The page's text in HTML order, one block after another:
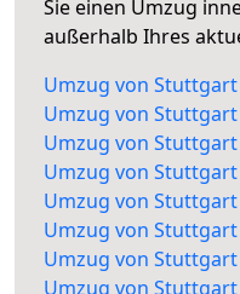
Sie einen Umzug
außerhalb Ihres
Umzug von
Umzug von
Umzug von
Umzug von
Umzug von
Umzug von
Umzug von
Umzug von